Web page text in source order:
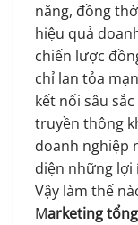
năng, đồng
hiệu quả
chiến lược
chỉ lan tỏa
kết nối sâu
truyền thông
doanh nghiệp
diện những lợi
Vậy làm thế
Marketing